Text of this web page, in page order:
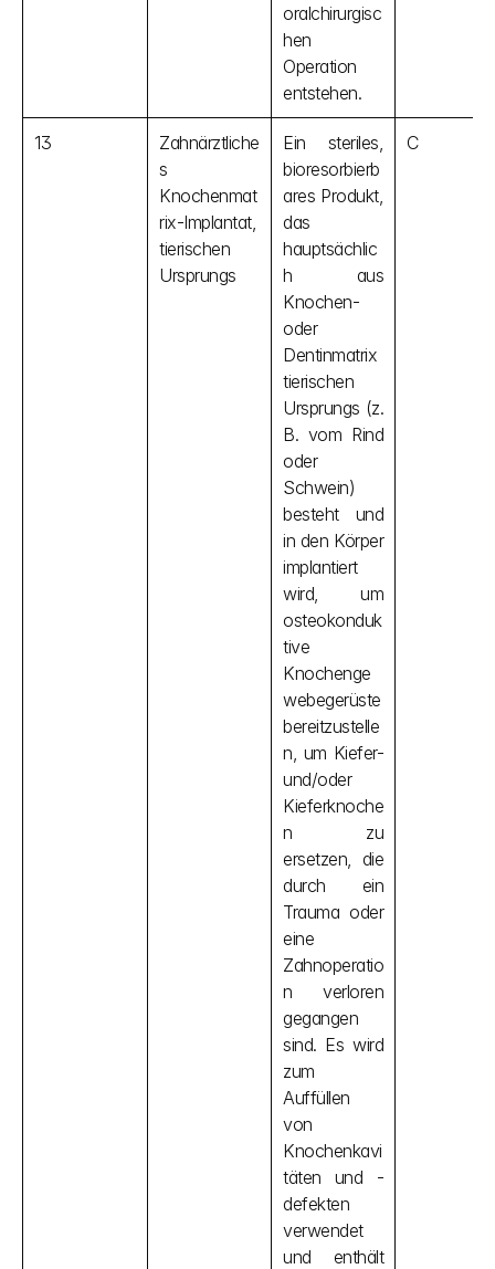
oralchirurgisc
hen
Operation
entstehen.
13
Zahnärztliche
s
Knochenmat
rix-Implantat,
tierischen
Ursprungs
Ein steriles,
bioresorbierb
ares Produkt,
das
hauptsächlic
h aus
Knochen-
oder
Dentinmatrix
tierischen
Ursprungs (z.
B. vom Rind
oder
Schwein)
besteht und
in den Körper
implantiert
wird, um
osteokonduk
tive
Knochenge
webegerüste
bereitzustelle
n, um Kiefer-
und/oder
Kieferknoche
n zu
ersetzen, die
durch ein
Trauma oder
eine
Zahnoperatio
n verloren
gegangen
sind. Es wird
zum
Auffüllen
von
Knochenkavi
täten und -
defekten
verwendet
und enthält
C